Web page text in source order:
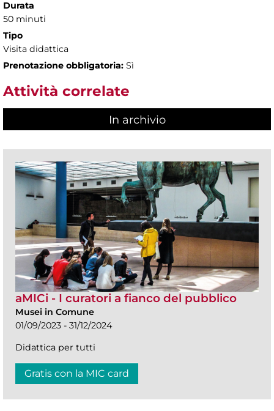
Durata
50 minuti
Tipo
Visita didattica
Prenotazione obbligatoria: Sì
Attività correlate
In archivio
aMICi - I curatori a fianco del pubblico
Musei in Comune
01/09/2023 - 31/12/2024
Didattica per tutti
Gratis con la MIC card